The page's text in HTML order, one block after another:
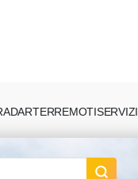
TERREMOTISERVIZI